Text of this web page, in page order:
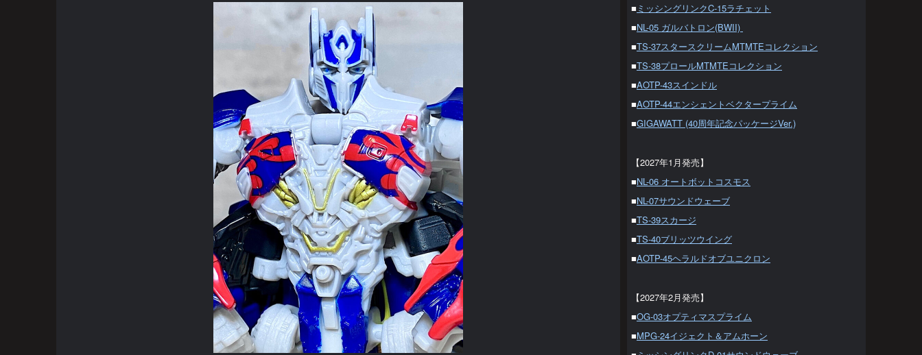
■ ミッシングリンクC-15ラチェット
■NL-05 ガルバトロン(BWII)
■TS-37スタースクリームMTMTEコレクション
■TS-38プロールMTMTEコレクション
■AOTP-43スインドル
■AOTP-44エンシェントベクタープライム
■GIGAWATT (40周年記念パッケージVer.)
【2027年1月発売】
■NL-06 オートボットコスモス
■NL-07サウンドウェーブ
■TS-39スカージ
■TS-40ブリッツウイング
■AOTP-45ヘラルドオブユニクロン
【2027年2月発売】
■OG-03オプティマスプライム
■MPG-24イジェクト＆アムホーン